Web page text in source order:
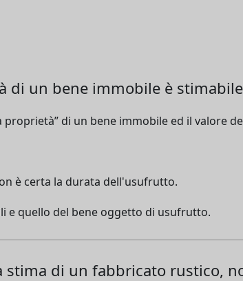
di un bene immobile è
di un bene immobile ed il valore
è certa la durata dell'usufrutto.
e quello del bene oggetto di usufrutto.
stima di un fabbricato rustico,